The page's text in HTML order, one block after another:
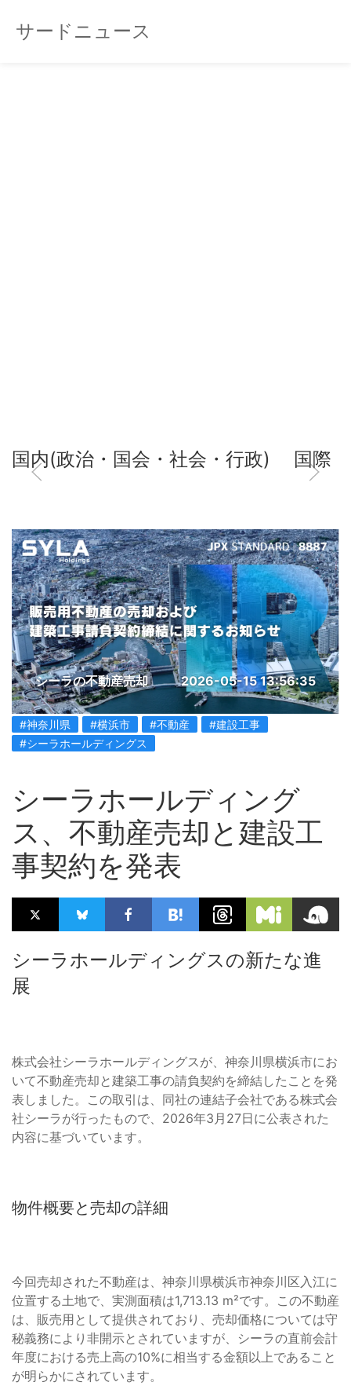
サードニュース
国内(政治・国会・社会・行政) 国際
シーラの不動産売却 2026-05-15 13:56:35
#神奈川県 #横浜市 #不動産
#建設工事
#シーラホールディングス
シーラホールディング
ス、不動産売却と建設工
事契約を発表
シーラホールディングスの新たな進
展
株式会社シーラホールディングスが、神奈川県横浜市にお
いて不動産売却と建築工事の請負契約を締結したことを発
表しました。この取引は、同社の連結子会社である株式会
社シーラが行ったもので、2026年3月27日に公表された
内容に基づいています。
物件概要と売却の詳細
今回売却された不動産は、神奈川県横浜市神奈川区入江に
位置する土地で、実測面積は1,713.13 m²です。この不動産
は、販売用として提供されており、売却価格については守
秘義務により非開示とされていますが、シーラの直前会計
年度における売上高の10%に相当する金額以上であること
が明らかにされています。